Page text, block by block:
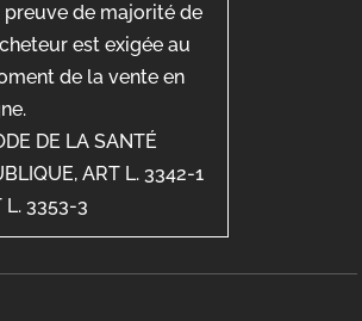
preuve de majorité de
est exigée au
de la vente en
DE LA SANTÉ
ART L. 3342-1
L. 3353-3